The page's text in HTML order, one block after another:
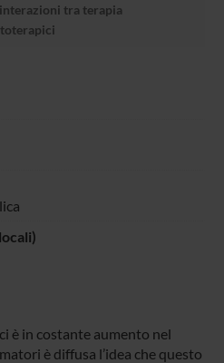
tra terapia
è in costante aumento nel
è diffusa l’idea che questo